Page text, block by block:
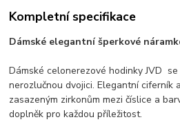
Kompletní specifikace
Dámské elegantní šperkové
Dámské celonerezové hodinky JVD
nerozlučnou dvojici. Elegantní ciferník
zasazeným zirkonům mezi číslice a
doplněk pro každou příležitost.